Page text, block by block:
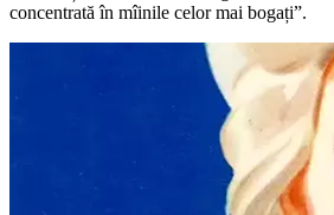
concentrată în mîinile celor mai bogați”.